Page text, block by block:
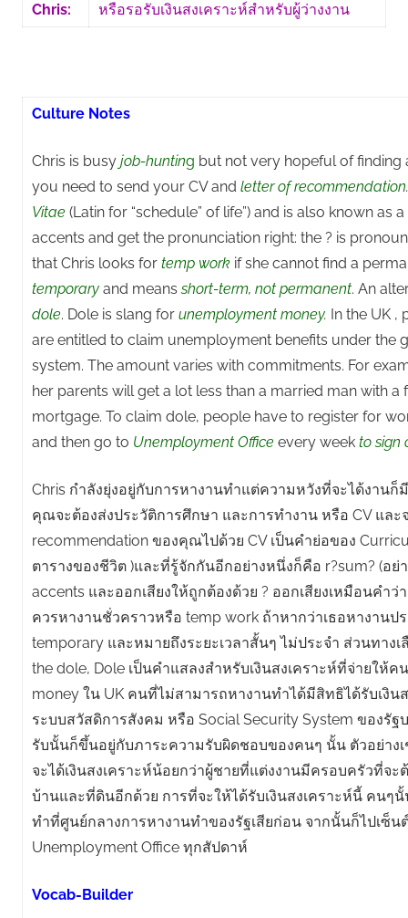
Chris:
หรือรอรับเงินสงเคราะห์สำหรับผู้ว่างงาน
Culture Notes
Chris is busy job-hunting but not very hopeful of finding
you need to send your CV and letter of recommendation.
Vitae (Latin for “schedule” of life”) and is also known as a
accents and get the pronunciation right: the ? is
that Chris looks for temp workif she cannot find a
temporaryand meansshort-term, not permanent. An
dole. Dole is slang for unemployment money. In the UK ,
are entitled to claim unemployment benefits under the
system. The amount varies with commitments. For
her parents will get a lot less than a married man with
mortgage. To claim dole, people have to register for
and then go to Unemployment Office every week to sign
Chris กำลังยุ่งอยู่กับการหางานทำแต่ความหวังที่จะได้งาน
คุณจะต้องส่งประวัติการศึกษา และการทำงาน หรือ CV แล
recommendation ของคุณไปด้วย CV เป็นคำย่อของ
ตารางของชีวิต )และที่รู้จักกันอีกอย่างหนึ่งก็คือ r?sum? (อย่
accents และออกเสียงให้ถูกต้องด้วย ? ออกเสียงเหมือนคำว่
ควรหางานชั่วคราวหรือ temp work ถ้าหากว่าเธอหางานป
temporary และหมายถึงระยะเวลาสั้นๆ ไม่ประจำ ส่วนทาง
the dole, Dole เป็นคำแสลงสำหรับเงินสงเคราะห์ที่จ่ายให้
money ใน UK คนที่ไม่สามารถหางานทำได้มีสิทธิได้รับเงิน
ระบบสวัสดิการสังคม หรือ Social Security System ของรัฐ
รับนั้นก็ขึ้นอยู่กับภาระความรับผิดชอบของคนๆ นั้น ตัวอย่าง
จะได้เงินสงเคราะห์น้อยกว่าผู้ชายที่แต่งงานมีครอบครัวที่จ
บ้านและที่ดินอีกด้วย การที่จะให้ได้รับเงินสงเคราะห์นี้ คนๆ
ทำที่ศูนย์กลางการหางานทำของรัฐเสียก่อน จากนั้นก็ไปเซ็
Unemployment Office ทุกสัปดาห์
Vocab-Builder